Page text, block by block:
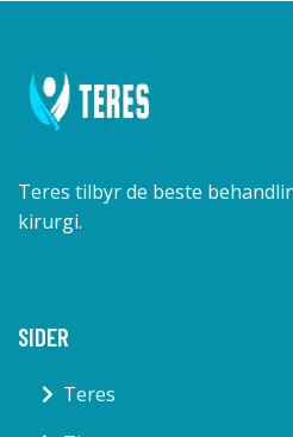
Teres tilbyr de beste
kirurgi.
SIDER
Teres